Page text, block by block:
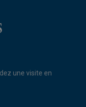
une visite en